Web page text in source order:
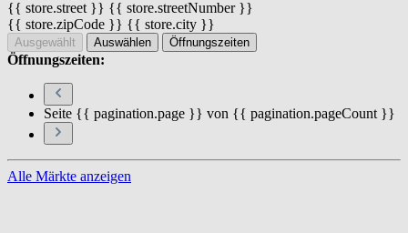
{{ store.street }} {{ store.streetNumber }}
{{ store.zipCode }} {{ store.city }}
Ausgewählt Auswählen Öffnungszeiten
Öffnungszeiten:
Seite {{ pagination.page }} von {{ pagination.pageCount }}
Alle Märkte anzeigen